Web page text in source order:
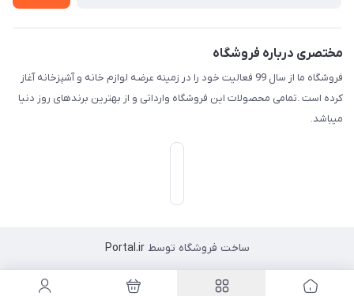
مختصری درباره فروشگاه
فروشگاه ما از سال 99 فعالیت خود را در زمینه عرضه لوازم خانه و آشپزخانه آغاز
کرده است .تمامی محصولات این فروشگاه وارداتی و از بهترین برندهای روز دنیا
میباشد.
ساخت فروشگاه توسطPortal.ir